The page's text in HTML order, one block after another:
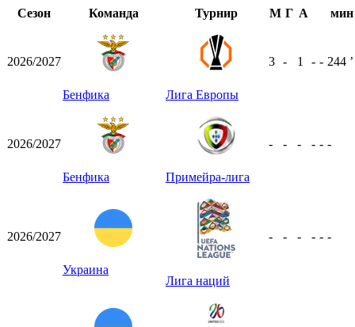
Сезон
Команда Турнир М Г А мин
2026/2027
Бенфика Лига Европы
3 - 1 - - 244 ʼ
2026/2027
Бенфика Примейра-лига
- - - - - -
2026/2027
Украина
Лига наций
- - - - - -